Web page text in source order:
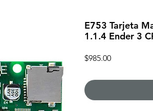
E753 Tarjeta
1.1.4 Ender 3
$985.00Precio